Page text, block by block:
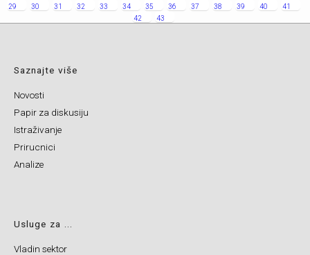
29
30 31 32 33 34 35 36 37 38 39 40
41
42
43
Saznajte više
Novosti
Papir za diskusiju
Istraživanje
Prirucnici
Analize
Usluge za ...
Vladin sektor